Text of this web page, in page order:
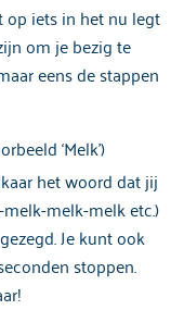
op iets in het nu legt
om je bezig te
eens de stappen
‘Melk’)
het woord dat jij
melk-melk etc.)
Je kunt ook
stoppen.